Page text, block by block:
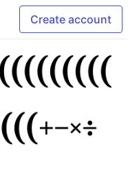
Create account